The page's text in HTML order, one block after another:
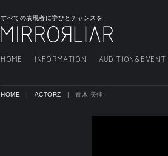
すべての表現者に学びとチャンスを
HOME INFORMATION AUDITION&EVENT
HOME ACTORZ 青木 美佳